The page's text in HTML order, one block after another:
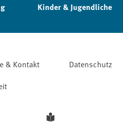
Kinder & Jugendliche
& Kontakt
Datenschutz